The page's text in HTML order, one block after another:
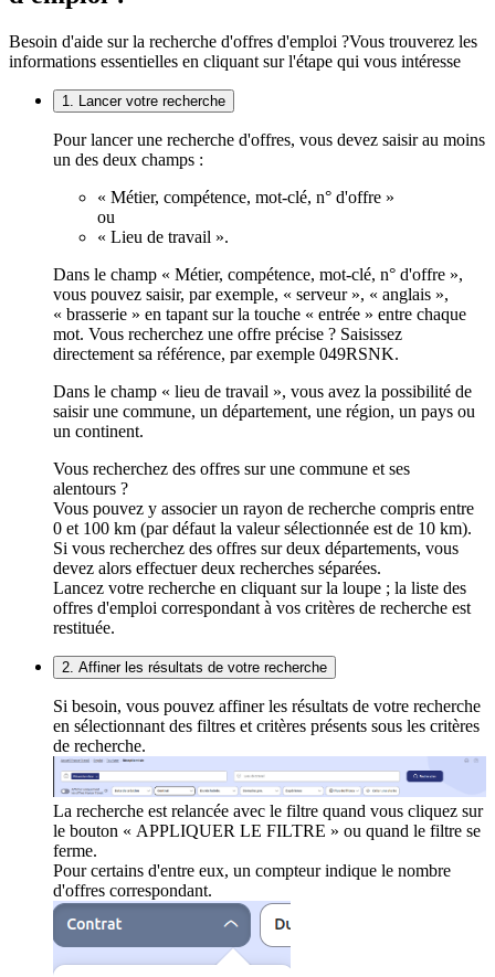
Besoin d'aide sur la recherche d'offres d'emploi ?Vous trouverez les
informations essentielles en cliquant sur l'étape qui vous intéresse
1. Lancer votre recherche
Pour lancer une recherche d'offres, vous devez saisir au moins
un des deux champs :
« Métier, compétence, mot-clé, n° d'offre »
ou
« Lieu de travail ».
Dans le champ « Métier, compétence, mot-clé, n° d'offre »,
vous pouvez saisir, par exemple, « serveur », « anglais »,
« brasserie » en tapant sur la touche « entrée » entre chaque
mot. Vous recherchez une offre précise ? Saisissez
directement sa référence, par exemple 049RSNK.
Dans le champ « lieu de travail », vous avez la possibilité de
saisir une commune, un département, une région, un pays ou
un continent.
Vous recherchez des offres sur une commune et ses
alentours ?
Vous pouvez y associer un rayon de recherche compris entre
0 et 100 km (par défaut la valeur sélectionnée est de 10 km).
Si vous recherchez des offres sur deux départements, vous
devez alors effectuer deux recherches séparées.
Lancez votre recherche en cliquant sur la loupe ; la liste des
offres d'emploi correspondant à vos critères de recherche est
restituée.
2. Affiner les résultats de votre recherche
Si besoin, vous pouvez affiner les résultats de votre recherche
en sélectionnant des filtres et critères présents sous les critères
de recherche.
La recherche est relancée avec le filtre quand vous cliquez sur
le bouton « APPLIQUER LE FILTRE » ou quand le filtre se
ferme.
Pour certains d'entre eux, un compteur indique le nombre
d'offres correspondant.